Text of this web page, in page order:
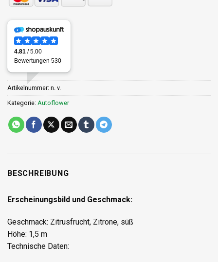
Artikelnummer: n. v.
Kategorie: Autoflower
BESCHREIBUNG
Erscheinungsbild und Geschmack:
Geschmack: Zitrusfrucht, Zitrone, süß
Höhe: 1,5 m
Technische Daten: